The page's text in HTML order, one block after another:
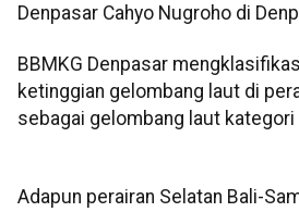
Denpasar Cahyo Nugroho di
BBMKG Denpasar
ketinggian gelombang laut di
sebagai gelombang laut kategori
Adapun perairan Selatan Bali-